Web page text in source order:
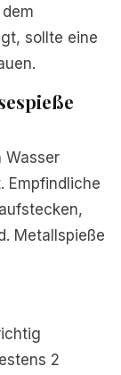
sollte eine
Wasser
Empfindliche
Metallspieße
2